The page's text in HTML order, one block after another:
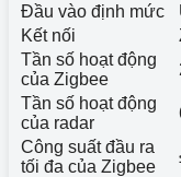
Đầu vào định mức
Kết nối
Tần số hoạt động
của Zigbee
Tần số hoạt động
của radar
Công suất đầu ra
tối đa của Zigbee